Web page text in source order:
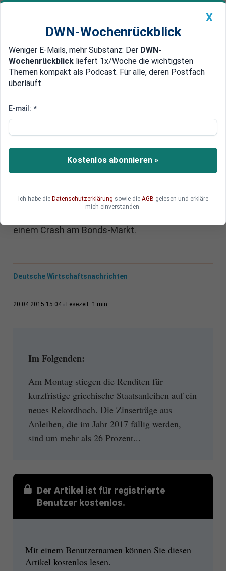
Newsticker MEIN DWN: Geldanlage Premium
Edelmetalle DWN-Magazin China
Rekordhoch erreicht
Kurzfristige griechische
Staatsanleihen schießen in die
Höhe
Die Renditen für kurzfristige griechische Anleihen
Rekordhoch. Zuvor senkte der IWF die
Wachstumsprognose für das Land deutlich nach
einem Crash am Bonds-Markt.
Deutsche Wirtschaftsnachrichten
20.04.2015 15:04 Lesezeit: 1 min
Im Folgenden:
Am Montag stiegen die Renditen für
kurzfristige griechische Staatsanleihen auf ein
neues Rekordhoch. Die Zinserträge aus
Anleihen, die im Jahr 2017 fällig werden,
sind um mehr als 26 Prozent...
Der Artikel ist für registrierte
Benutzer kostenlos.
Mit einem Benutzernamen können Sie diesen
Artikel kostenlos lesen.
X
DWN-Wochenrückblick
Weniger E-Mails, mehr Substanz: Der DWN-
Wochenrückblick liefert 1x/Woche die wichtigsten
Themen kompakt als Podcast. Für alle, deren Postfach
überläuft.
E-mail: *
Kostenlos abonnieren »
Ich habe die Datenschutzerklärung sowie die AGB gelesen und erkläre
mich einverstanden.